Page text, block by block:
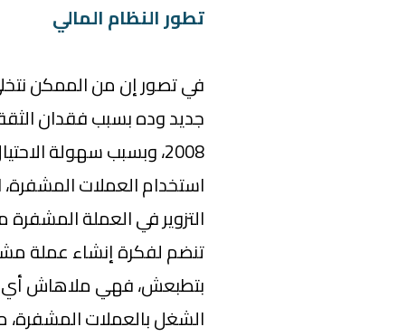
تطور النظام المالي
في تصور إن من الممكن
جديد وده بسبب فقدان الثقة
2008، وبسبب سهولة
استخدام العملات
التزوير في العملة
تنضم لفكرة إنشاء عملة
بتطبعش، فهي ملاهاش أي
الشغل بالعملات المشفرة،